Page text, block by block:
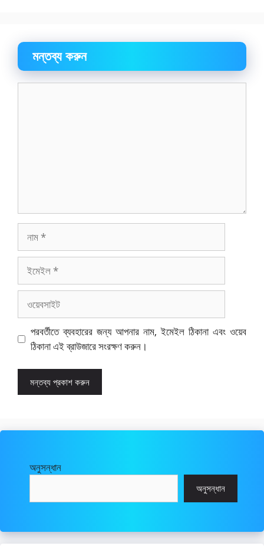
মন্তব্য করুন
ইমেইল
পরবর্তীতে ব্যবহারের জন্য আপনার নাম, ইমেইল ঠিকানা এবং ওয়েব
ঠিকানা এই ব্রাউজারে সংরক্ষণ করুন।
অনুসন্ধান
অনুসন্ধান